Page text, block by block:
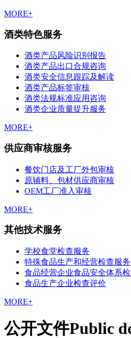
MORE+
酒类特色服务
酒类产品风险识别报告
酒类产品出口合规咨询
酒类安全信息跟踪及解读
酒类产品标签审核
酒类法规标准应用咨询
酒类企业质量提升服务
MORE+
供应商审核服务
餐饮门店及工厂外包审核
原辅料、包材供应商审核
OEM工厂准入审核
MORE+
其他技术服务
学校食堂检查服务
特殊食品生产和经营检查服务
食品经营企业食品安全体系
食品生产企业检查评价
MORE+
公开文件Public